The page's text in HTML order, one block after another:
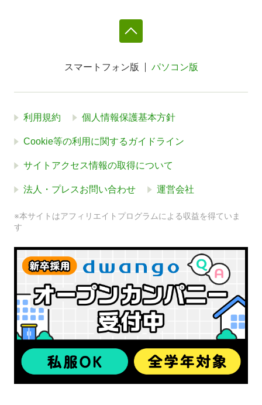
スマートフォン版 パソコン版
利用規約 個人情報保護基本方針
Cookie等の利用に関するガイドライン
サイトアクセス情報の取得について
法人・プレスお問い合わせ 運営会社
※本サイトはアフィリエイトプログラムによる収益を得ていま
す